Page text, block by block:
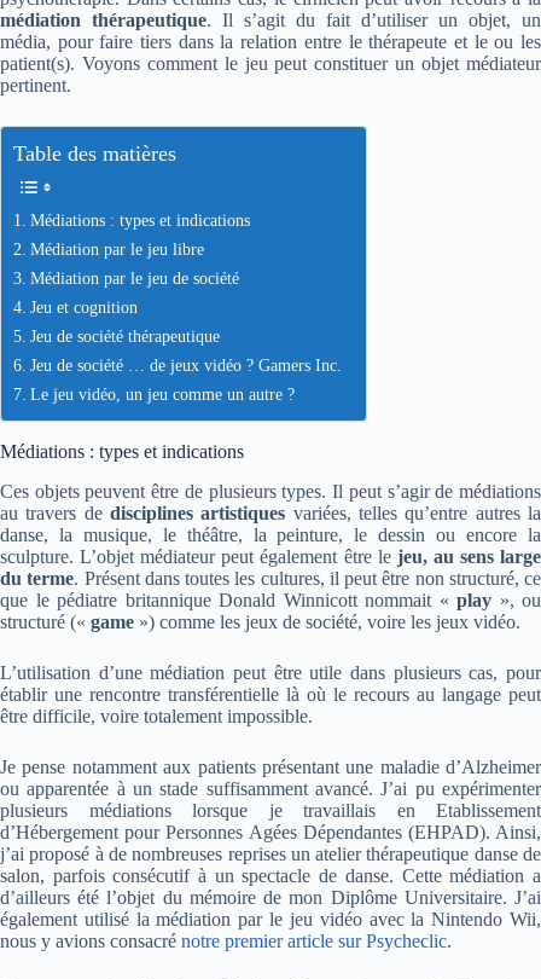
médiation thérapeutique. Il s’agit du fait d’utiliser un objet, un
média, pour faire tiers dans la relation entre le thérapeute et le ou les
patient(s). Voyons comment le jeu peut constituer un objet médiateur
pertinent.
Table des matières
Médiations : types et indications
Médiation par le jeu libre
Médiation par le jeu de société
Jeu et cognition
Jeu de société thérapeutique
Jeu de société … de jeux vidéo ? Gamers Inc.
Le jeu vidéo, un jeu comme un autre ?
Médiations : types et indications
Ces objets peuvent être de plusieurs types. Il peut s’agir de médiations
au travers de disciplines artistiques variées, telles qu’entre autres la
danse, la musique, le théâtre, la peinture, le dessin ou encore la
sculpture. L’objet médiateur peut également être le jeu, au sens large
du terme. Présent dans toutes les cultures, il peut être non structuré, ce
que le pédiatre britannique Donald Winnicott nommait « play », ou
structuré (« game ») comme les jeux de société, voire les jeux vidéo.
L’utilisation d’une médiation peut être utile dans plusieurs cas, pour
établir une rencontre transférentielle là où le recours au langage peut
être difficile, voire totalement impossible.
Je pense notamment aux patients présentant une maladie d’Alzheimer
ou apparentée à un stade suffisamment avancé. J’ai pu expérimenter
plusieurs médiations lorsque je travaillais en Etablissement
d’Hébergement pour Personnes Agées Dépendantes (EHPAD). Ainsi,
j’ai proposé à de nombreuses reprises un atelier thérapeutique danse de
salon, parfois consécutif à un spectacle de danse. Cette médiation a
d’ailleurs été l’objet du mémoire de mon Diplôme Universitaire. J’ai
également utilisé la médiation par le jeu vidéo avec la Nintendo Wii,
nous y avions consacré notre premier article sur Psycheclic.